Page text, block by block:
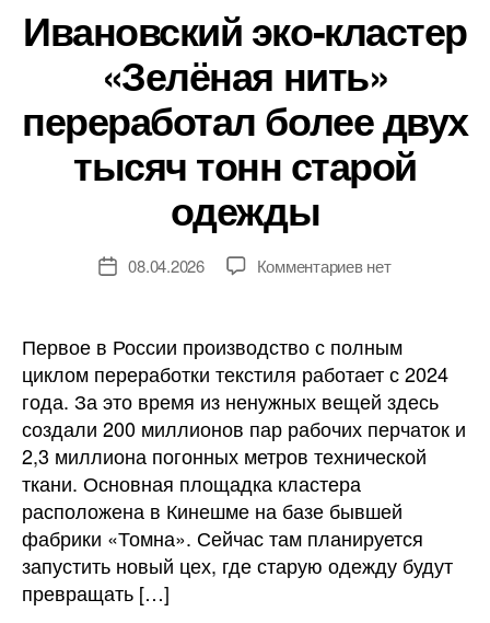
Ивановский эко-кластер
«Зелёная нить»
переработал более двух
тысяч тонн старой
одежды
Дата08.04.2026 Комментариевк
кластер
«Зелёная
нить»
переработал
более
тысяч
старой
одежды
нет
Первое в России производство с полным
циклом переработки текстиля работает с 2024
года. За это время из ненужных вещей здесь
создали 200 миллионов пар рабочих перчаток и
2,3 миллиона погонных метров технической
ткани. Основная площадка кластера
расположена в Кинешме на базе бывшей
фабрики «Томна». Сейчас там планируется
запустить новый цех, где старую одежду будут
превращать […]